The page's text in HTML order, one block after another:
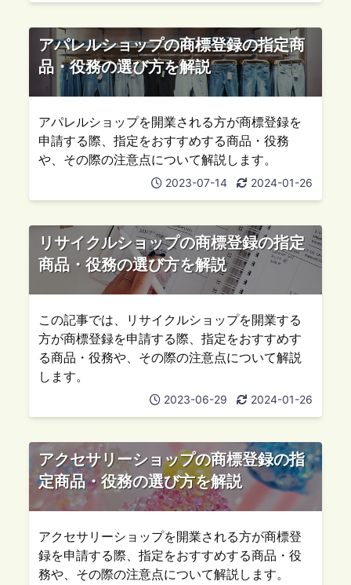
アパレルショップの商標登録の指定商
品・役務の選び方を解説
アパレルショップを開業される方が商標登録を
申請する際、指定をおすすめする商品・役務
や、その際の注意点について解説します。
2023-07-14 2024-01-26
リサイクルショップの商標登録の指定
商品・役務の選び方を解説
この記事では、リサイクルショップを開業する
方が商標登録を申請する際、指定をおすすめす
る商品・役務や、その際の注意点について解説
します。
2023-06-29 2024-01-26
アクセサリーショップの商標登録の指
定商品・役務の選び方を解説
アクセサリーショップを開業される方が商標登
録を申請する際、指定をおすすめする商品・役
務や、その際の注意点について解説します。